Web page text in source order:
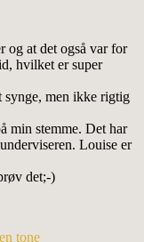
og at det også var for
hvilket er super
synge, men ikke rigtig
min stemme. Det har
Louise er
det;-)
tone